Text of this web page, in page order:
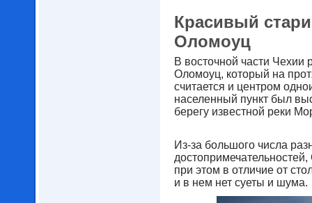
Красивый
Оломоуц
В восточной части Чехии
Оломоуц, который на
считается и центром
населенный пункт был
берегу известной реки
Из-за большого числа
при этом в отличие от
и в нем нет суеты и шума.